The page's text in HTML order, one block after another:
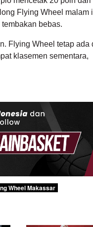
Flying Wheel malam
bebas.
Flying Wheel tetap ada
klasemen sementara,
Wheel Makassar